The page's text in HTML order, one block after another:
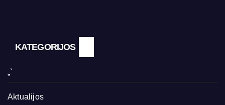
KATEGORIJOS
„`
Aktualijos